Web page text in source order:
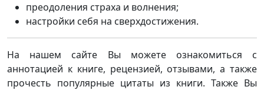
преодоления страха и волнения;
настройки себя на сверхдостижения.
На нашем сайте Вы можете ознакомиться с
аннотацией к книге, рецензией, отзывами, а также
прочесть популярные цитаты из книги. Также Вы